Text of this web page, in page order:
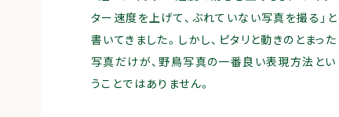
ター速度を上げて、ぶれていない写真を撮る」と
書いてきました。しかし、ピタリと動きのとまった
写真だけが、野鳥写真の一番良い表現方法とい
うことではありません。